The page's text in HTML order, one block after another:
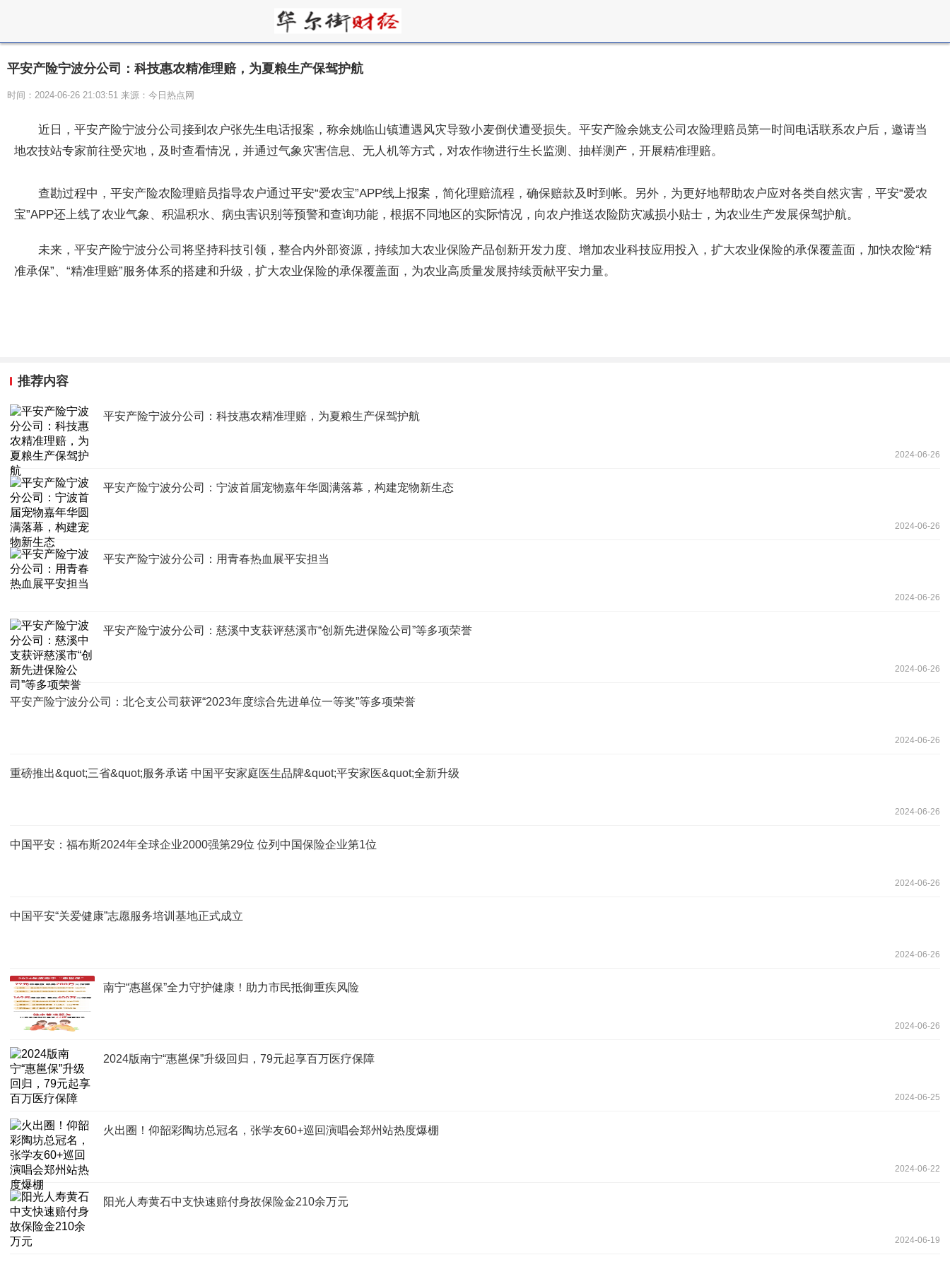
平安产险宁波分公司：科技惠农精准理赔，为夏粮生产保驾护航
时间：2024-06-26 21:03:51 来源：今日热点网
近日， 平安产险宁波分公司接到农户张先生电话报案，称余姚临山镇遭遇风灾导致小麦倒伏遭受损失。 平安产险余姚支公司农险理赔员第一时间电话联系农户后，邀请当
地农技站专家前往受灾地，及时查看情况，并通过气象灾害信息、无人机等方式，对农作物进行生长监测、抽样测产，开展精准理赔。
查勘过程中， 平安产险农险理赔员指导农户通过平安“爱农宝”APP线上报案，简化理赔流程，确保赔款及时到帐。另外，为更好地帮助农户应对各类自然灾害， 平安“爱农
宝”APP还上线了农业气象、积温积水、病虫害识别等预警和查询功能，根据不同地区的实际情况，向农户推送农险防灾减损小贴士，为农业生产发展保驾护航。
未来， 平安产险宁波分公司将坚持科技引领，整合内外部资源，持续加大农业保险产品创新开发力度、增加农业科技应用投入，扩大农业保险的承保覆盖面，加快农险“精
准承保”、“精准理赔”服务体系的搭建和升级，扩大农业保险的承保覆盖面，为农业高质量发展持续贡献平安力量。
推荐内容
平安产险宁波分公司：科技惠农精准理赔，为夏粮生产保驾护航
2024-06-26
平安产险宁波分公司：宁波首届宠物嘉年华圆满落幕，构建宠物新生态
2024-06-26
平安产险宁波分公司：用青春热血展平安担当
2024-06-26
平安产险宁波分公司：慈溪中支获评慈溪市“创新先进保险公司”等多项荣誉
2024-06-26
平安产险宁波分公司：北仑支公司获评“2023年度综合先进单位一等奖”等多项荣誉
2024-06-26
重磅推出&quot;三省&quot;服务承诺 中国平安家庭医生品牌&quot;平安家医&quot;全新升级
2024-06-26
中国平安：福布斯2024年全球企业2000强第29位 位列中国保险企业第1位
2024-06-26
中国平安“关爱健康”志愿服务培训基地正式成立
2024-06-26
南宁“惠邕保”全力守护健康！助力市民抵御重疾风险
2024-06-26
2024版南宁“惠邕保”升级回归，79元起享百万医疗保障
2024-06-25
火出圈！仰韶彩陶坊总冠名，张学友60+巡回演唱会郑州站热度爆棚
2024-06-22
阳光人寿黄石中支快速赔付身故保险金210余万元
2024-06-19